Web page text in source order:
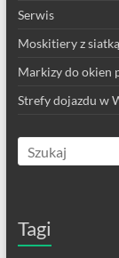
Serwis
Moskitiery z
Markizy do okien
Strefy dojazdu w
Tagi